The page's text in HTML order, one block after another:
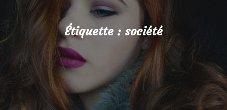
Étiquette : société